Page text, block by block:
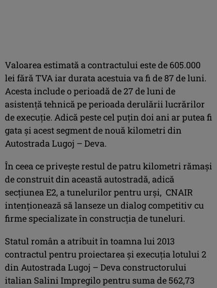
Valoarea estimată a contractului este de 605.000
lei fără TVA iar durata acestuia va fi de 87 de luni.
Acesta include o perioadă de 27 de luni de
asistenţă tehnică pe perioada derulării lucrărilor
de execuţie. Adică peste cel puţin doi ani ar putea fi
gata şi acest segment de nouă kilometri din
Autostrada Lugoj – Deva.
În ceea ce priveşte restul de patru kilometri rămaşi
de construit din această autostradă, adică
secţiunea E2, a tunelurilor pentru urşi, CNAIR
intenţionează să lanseze un dialog competitiv cu
firme specializate în construcţia de tuneluri.
Statul român a atribuit în toamna lui 2013
contractul pentru proiectarea şi execuţia lotului 2
din Autostrada Lugoj – Deva constructorului
italian Salini Impregilo pentru suma de 562,73